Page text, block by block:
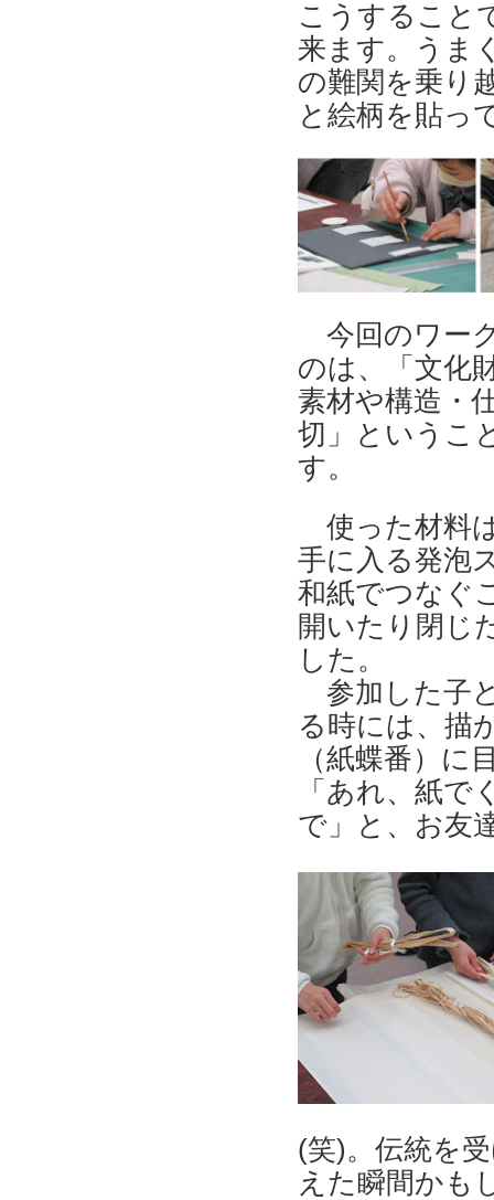
こうすること
来ます。うま
の難関を乗り
と絵柄を貼っ
今回のワー
のは、「文化
素材や構造・
切」というこ
す。
使った材料
手に入る発泡
和紙でつなぐ
開いたり閉じ
した。
参加した子
る時には、描
（紙蝶番）
「あれ、紙
で」と、お友
(笑)。伝統を
えた瞬間かも